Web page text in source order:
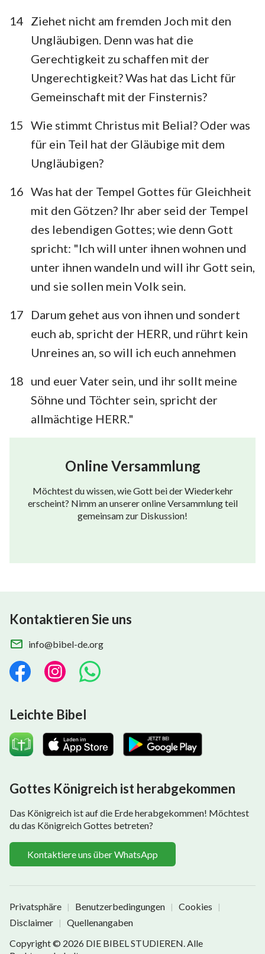
14
Ziehet nicht am fremden Joch mit den
Ungläubigen. Denn was hat die
Gerechtigkeit zu schaffen mit der
Ungerechtigkeit? Was hat das Licht für
Gemeinschaft mit der Finsternis?
15 Wie stimmt Christus mit Belial? Oder was
für ein Teil hat der Gläubige mit dem
Ungläubigen?
16 Was hat der Tempel Gottes für Gleichheit
mit den Götzen? Ihr aber seid der Tempel
des lebendigen Gottes; wie denn Gott
spricht: "Ich will unter ihnen wohnen und
unter ihnen wandeln und will ihr Gott sein,
und sie sollen mein Volk sein.
17
Darum gehet aus von ihnen und sondert
euch ab, spricht der HERR, und rührt kein
Unreines an, so will ich euch annehmen
18 und euer Vater sein, und ihr sollt meine
Söhne und Töchter sein, spricht der
allmächtige HERR."
Online Versammlung
Möchtest du wissen, wie Gott bei der Wiederkehr
erscheint? Nimm an unserer online Versammlung teil
gemeinsam zur Diskussion!
Kontaktieren Sie uns
info@bibel-de.org
Leichte Bibel
Gottes Königreich ist herabgekommen
Das Königreich ist auf die Erde herabgekommen! Möchtest
du das Königreich Gottes betreten?
Kontaktiere uns über WhatsApp
Privatsphäre | Benutzerbedingungen | Cookies |
Disclaimer |
Quellenangaben
Copyright © 2026 DIE BIBEL STUDIEREN . Alle